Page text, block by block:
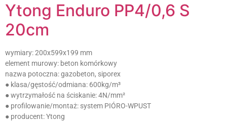
Ytong Enduro PP4/0,6 S
20cm
wymiary:200x599x199 mm
element murowy: beton komórkowy
nazwa potoczna:gazobeton, siporex
● klasa/gęstość/odmiana: 600kg/m³
● wytrzymałość na ściskanie:4N/mm²
● profilowanie/montaż: system PIÓRO-WPUST
● producent:Ytong